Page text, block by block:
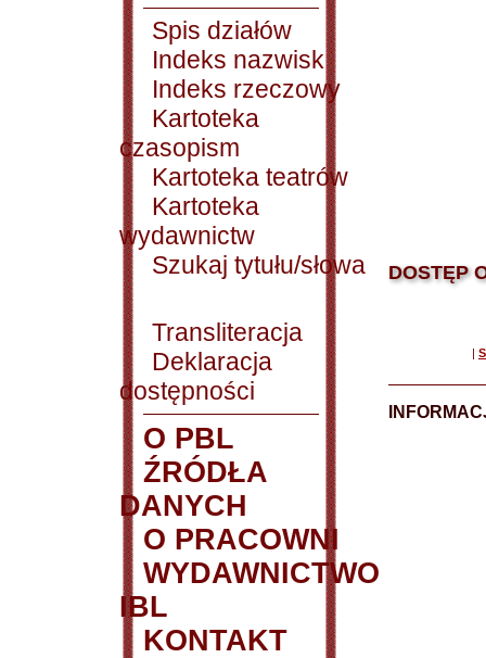
Spis działów
Indeks nazwisk
Indeks rzeczowy
Kartoteka
czasopism
Kartoteka teatrów
Kartoteka
wydawnictw
Szukaj tytułu/słowa
Transliteracja
Deklaracja
dostępności
O PBL
ŹRÓDŁA
DANYCH
O PRACOWNI
WYDAWNICTWO
IBL
KONTAKT
DOSTĘP
|